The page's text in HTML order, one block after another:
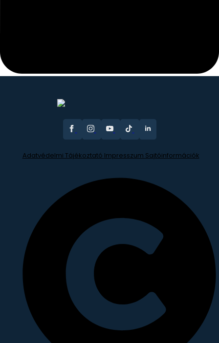
Adatvédelmi Tájékoztató Impresszum Sajtóinformációk